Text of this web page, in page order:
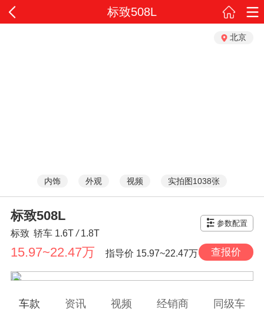
标致508L
北京
内饰 外观 视频 实拍图1038张
标致508L
标致 轿车 1.6T/1.8T
参数配置
15.97~22.47万 指导价 15.97~22.47万 查报价
车款 资讯 视频 经销商 同级车